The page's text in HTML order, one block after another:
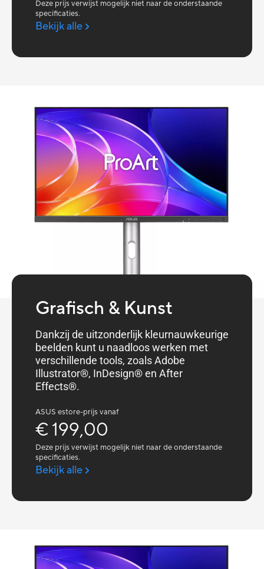
Deze prijs verwijst mogelijk niet naar de onderstaande
specificaties.
Bekijk alle
Grafisch & Kunst
Dankzij de uitzonderlijk kleurnauwkeurige
beelden kunt u naadloos werken met
verschillende tools, zoals Adobe
Illustrator®, InDesign® en After
Effects®.
ASUS estore-prijs vanaf
€ 199,00
Deze prijs verwijst mogelijk niet naar de onderstaande
specificaties.
Bekijk alle